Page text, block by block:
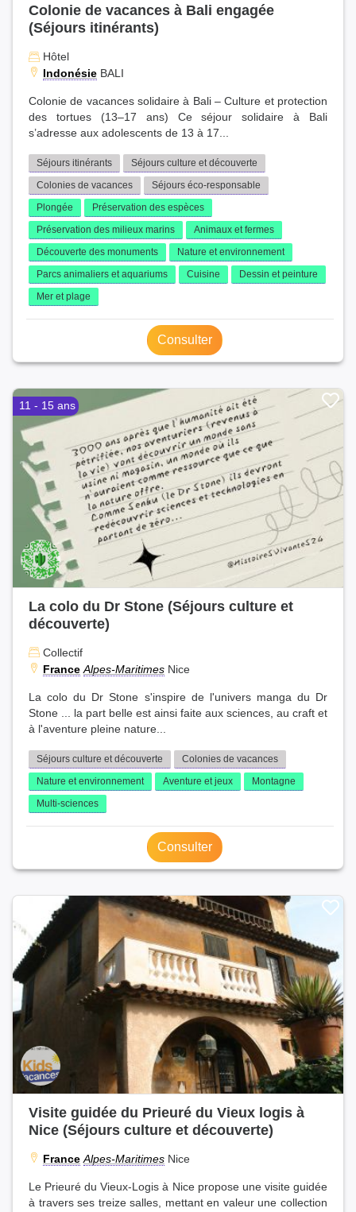
Colonie de vacances à Bali engagée
(Séjours itinérants)
Hôtel
Indonésie BALI
Colonie de vacances solidaire à Bali – Culture et protection
des tortues (13–17 ans) Ce séjour solidaire à Bali
s’adresse aux adolescents de 13 à 17...
Séjours itinérants
Séjours culture et découverte
Colonies de vacances
Séjours éco-responsable
Plongée
Préservation des espèces
Préservation des milieux marins
Animaux et fermes
Découverte des monuments
Nature et environnement
Parcs animaliers et aquariums
Cuisine
Dessin et peinture
Mer et plage
Consulter
11 - 15 ans
La colo du Dr Stone (Séjours culture et
découverte)
Collectif
France Alpes-Maritimes Nice
La colo du Dr Stone s'inspire de l'univers manga du Dr
Stone ... la part belle est ainsi faite aux sciences, au craft et
à l'aventure pleine nature...
Séjours culture et découverte
Colonies de vacances
Nature et environnement
Aventure et jeux
Montagne
Multi-sciences
Consulter
Visite guidée du Prieuré du Vieux logis à
Nice (Séjours culture et découverte)
France Alpes-Maritimes Nice
Le Prieuré du Vieux-Logis à Nice propose une visite guidée
à travers ses treize salles, mettant en valeur une collection